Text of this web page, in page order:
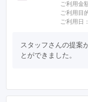
ご利用金
ご利用目
ご利用日
スタッフさんの提案
とができました。